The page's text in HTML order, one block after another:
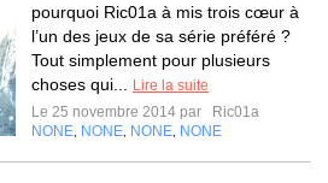
pourquoi Ric01a à mis trois cœur à
l’un des jeux de sa série préféré ?
Tout simplement pour plusieurs
choses qui...
Lire la suite
Le 25 novembre 2014 par
Ric01a
NONE NONE NONE NONE